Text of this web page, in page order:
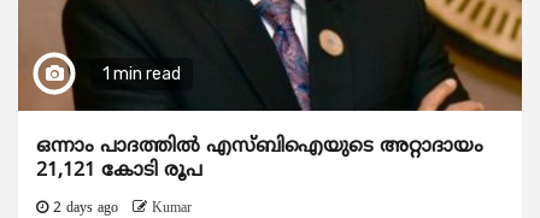
1 min read
ഒന്നാം പാദത്തിൽ എസ്ബിഐയുടെ അറ്റാദായം
21,121 കോടി രൂപ
2 days ago Kumar